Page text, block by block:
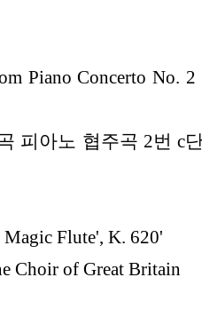
Piano Concerto No.
피아노 협주곡 2번 c
Flute', K. 620'
Choir of Great Britain